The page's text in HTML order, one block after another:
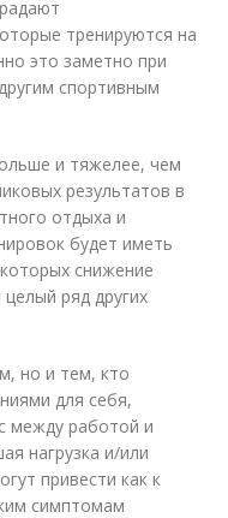
тренируются на
это заметно при
спортивным
и тяжелее, чем
результатов в
отдыха и
будет иметь
снижение
ряд других
но и тем, кто
для себя,
между работой и
нагрузка и/или
привести как к
симптомам